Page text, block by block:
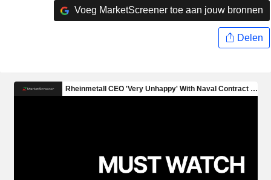
Voeg MarketScreener toe aan jouw bronnen
Delen